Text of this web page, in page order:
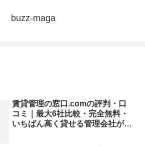
buzz-maga
賃貸管理の窓口.comの評判・口
コミ｜最大6社比較・完全無料・
いちばん高く貸せる管理会社が見